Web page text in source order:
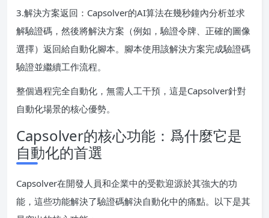
3.解決方案返回：Capsolver的AI算法在幾秒鐘內分析並求
解驗證碼，然後將解決方案（例如，驗證令牌、正確的圖像
選擇）返回給自動化腳本。腳本使用該解決方案完成驗證碼
驗證並繼續工作流程。
整個過程完全自動化，無需人工干預，這是Capsolver針對
自動化場景的核心優勢。
Capsolver的核心功能：爲什麼它是
自動化的首選
Capsolver在開發人員和企業中的受歡迎源於其強大的功
能，這些功能解決了驗證碼解決自動化中的痛點。以下是其